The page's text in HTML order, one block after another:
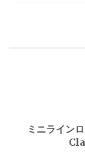
ミニライン